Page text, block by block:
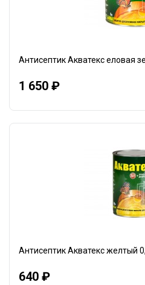
Антисептик Акватекс еловая
1 650 ₽
Антисептик Акватекс желтый
640 ₽